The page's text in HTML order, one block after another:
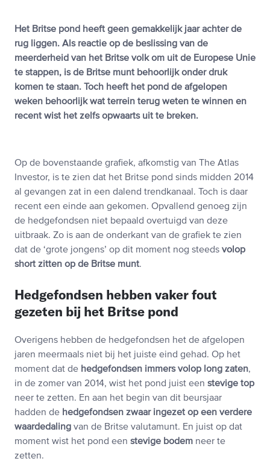
Het Britse pond heeft geen gemakkelijk jaar achter de
rug liggen. Als reactie op de beslissing van de
meerderheid van het Britse volk om uit de Europese Unie
te stappen, is de Britse munt behoorlijk onder druk
komen te staan. Toch heeft het pond de afgelopen
weken behoorlijk wat terrein terug weten te winnen en
recent wist het zelfs opwaarts uit te breken.
Op de bovenstaande grafiek, afkomstig van The Atlas
Investor, is te zien dat het Britse pond sinds midden 2014
al gevangen zat in een dalend trendkanaal. Toch is daar
recent een einde aan gekomen. Opvallend genoeg zijn
de hedgefondsen niet bepaald overtuigd van deze
uitbraak. Zo is aan de onderkant van de grafiek te zien
dat de ‘grote jongens’ op dit moment nog steeds volop
short zitten op de Britse munt.
Hedgefondsen hebben vaker fout
gezeten bij het Britse pond
Overigens hebben de hedgefondsen het de afgelopen
jaren meermaals niet bij het juiste eind gehad. Op het
moment dat de hedgefondsen immers volop long zaten,
in de zomer van 2014, wist het pond juist een stevige top
neer te zetten. En aan het begin van dit beursjaar
hadden de hedgefondsen zwaar ingezet op een verdere
waardedaling van de Britse valutamunt. En juist op dat
moment wist het pond een stevige bodem neer te
zetten.